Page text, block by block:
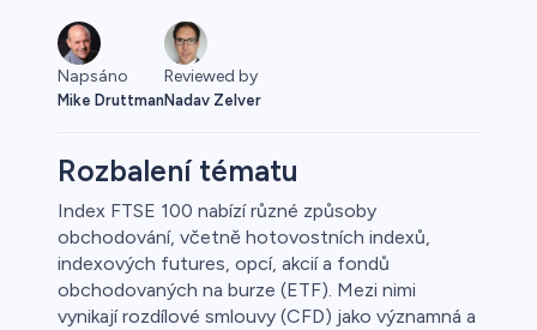
Napsáno
Mike Druttman
Reviewed by
Nadav Zelver
Rozbalení tématu
Index FTSE 100 nabízí různé způsoby
obchodování, včetně hotovostních indexů,
indexových futures, opcí, akcií a fondů
obchodovaných na burze (ETF). Mezi nimi
vynikají rozdílové smlouvy (CFD) jako významná a
Forex